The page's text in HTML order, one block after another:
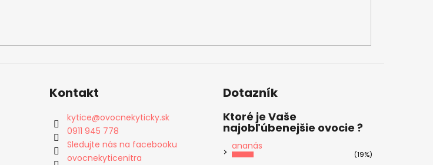
Kontakt
kytice@ovocnekyticky.sk
0911 945 778
Sledujte nás na facebooku
ovocnekyticenitra
Dotazník
Ktoré je Vaše
najobľúbenejšie ovocie ?
ananás
(19%)